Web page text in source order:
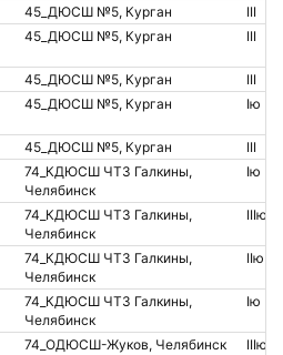
45_ДЮСШ №5, Курган
III
45_ДЮСШ №5, Курган III
45_ДЮСШ №5, Курган
III
45_ДЮСШ №5, Курган Iю
45_ДЮСШ №5, Курган
III
74_КДЮСШ ЧТЗ Галкины,
Челябинск
Iю
74_КДЮСШ ЧТЗ Галкины,
Челябинск
IIIю
74_КДЮСШ ЧТЗ Галкины,
Челябинск
IIю
74_КДЮСШ ЧТЗ Галкины,
Челябинск
Iю
74_ОДЮСШ-Жуков, Челябинск
IIIю